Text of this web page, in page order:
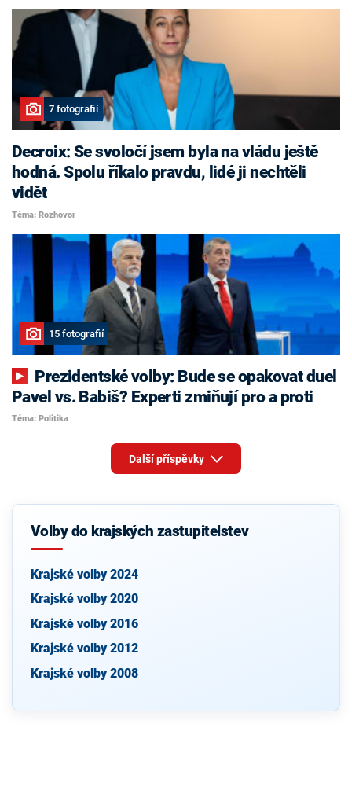
7 fotografií
Decroix: Se svoločí jsem byla na vládu ještě
hodná. Spolu říkalo pravdu, lidé ji nechtěli
vidět
Téma: Rozhovor
15 fotografií
Pavel vs. Babiš? Experti zmiňují pro a proti
Téma: Politika
Další příspěvky
Volby do krajských zastupitelstev
Krajské volby 2024
Krajské volby 2020
Krajské volby 2016
Krajské volby 2012
Krajské volby 2008